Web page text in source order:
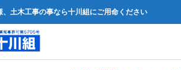
、土木工事の事なら十川組にご用命ください